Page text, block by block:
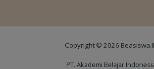
Copyright © 2026
PT. Akademi Belajar